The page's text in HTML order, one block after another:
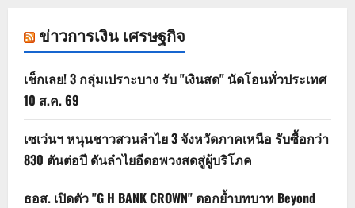
ข่าวการเงิน เศรษฐกิจ
เช็กเลย! 3 กลุ่มเปราะบาง รับ "เงินสด" นัดโอนทั่วประเทศ
10 ส.ค. 69
เซเว่นฯ หนุนชาวสวนลำไย 3 จังหวัดภาคเหนือ รับซื้อกว่า
830 ตันต่อปี ดันลำไยอีดอพวงสดสู่ผู้บริโภค
ธอส. เปิดตัว "G H BANK CROWN" ตอกย้ำบทบาท Beyond